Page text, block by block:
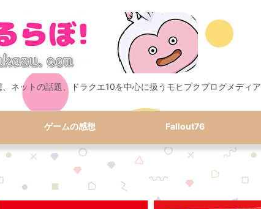
ネットの話題、ドラクエ10を中心に扱うモヒプクブログメディア
ゲームの感想 Fallout76